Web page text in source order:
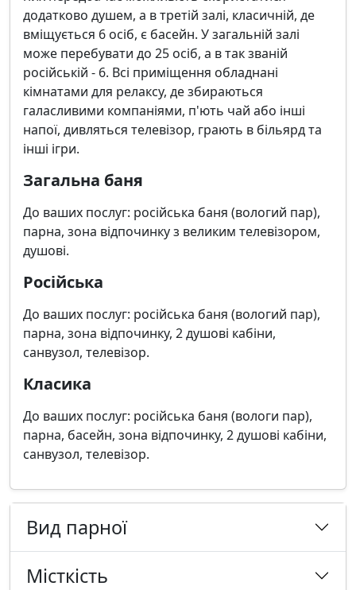
додатково душем, а в третій залі, класичній, де
вміщується 6 осіб, є басейн. У загальній залі
може перебувати до 25 осіб, а в так званій
російській - 6. Всі приміщення обладнані
кімнатами для релаксу, де збираються
галасливими компаніями, п'ють чай або інші
напої, дивляться телевізор, грають в більярд та
інші ігри.
Загальна баня
До ваших послуг: російська баня (вологий пар),
парна, зона відпочинку з великим телевізором,
душові.
Російська
До ваших послуг: російська баня (вологий пар),
парна, зона відпочинку, 2 душові кабіни,
санвузол, телевізор.
Класика
До ваших послуг: російська баня (вологи пар),
парна, басейн, зона відпочинку, 2 душові кабіни,
санвузол, телевізор.
Вид парної
Місткість